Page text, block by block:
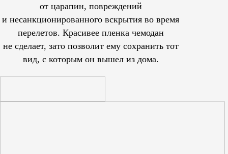
от царапин, повреждений
и несанкционированного вскрытия во время
перелетов. Красивее пленка чемодан
не сделает, зато позволит ему сохранить тот
вид, с которым он вышел из дома.